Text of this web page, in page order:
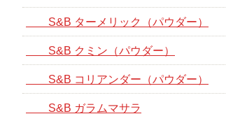
S&B ターメリック（パウダー）
S&B クミン（パウダー）
S&B コリアンダー（パウダー）
S&B ガラムマサラ